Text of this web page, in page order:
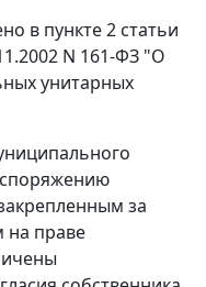
в пункте 2 статьи
N 161-ФЗ "О
унитарных
за
на праве